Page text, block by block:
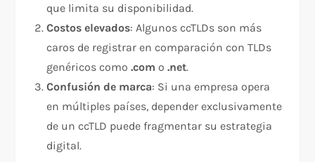
que limita su disponibilidad.
Costos elevados: Algunos ccTLDs son más
caros de registrar en comparación con TLDs
genéricos como.com o.net.
Confusión de marca: Si una empresa opera
en múltiples países, depender exclusivamente
de un ccTLD puede fragmentar su estrategia
digital.